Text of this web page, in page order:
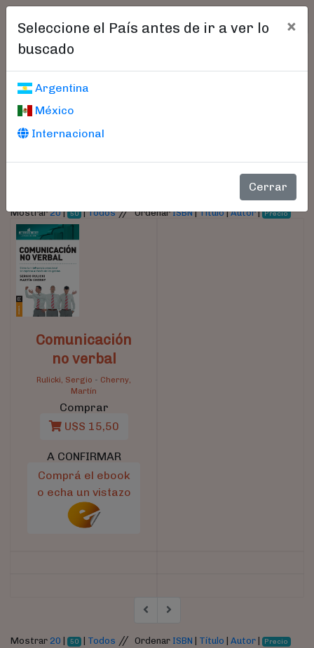
Seleccione el País antes de ir a ver lo
buscado
×
Argentina
México
Internacional
Cerrar
Libros encontrados
Parámetros
Mostrar20| 50 |Todos//OrdenarISBN|Título|Autor| Precio
Comunicación
no verbal
Rulicki, Sergio - Cherny,
Martín
Comprar
U$S 15,50
A CONFIRMAR
Comprá el ebook
o echa un vistazo
Mostrar 20 50 | Todos // Ordenar ISBN Título Autor| Precio